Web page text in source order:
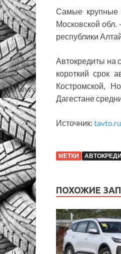
Самые крупные
Московской обл.
республики
Автокредиты на
короткий срок
Костромской,
Дагестане
Источник: tavto.ru
МЕТКИ
ПОХОЖИЕ